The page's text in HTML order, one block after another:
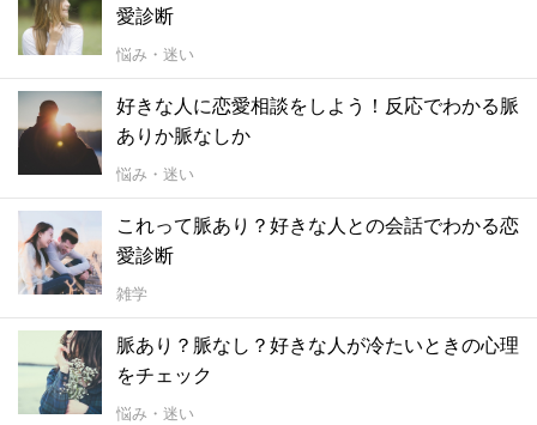
愛診断
悩み・迷い
好きな人に恋愛相談をしよう！反応でわかる脈
ありか脈なしか
悩み・迷い
これって脈あり？好きな人との会話でわかる恋
愛診断
雑学
脈あり？脈なし？好きな人が冷たいときの心理
をチェック
悩み・迷い